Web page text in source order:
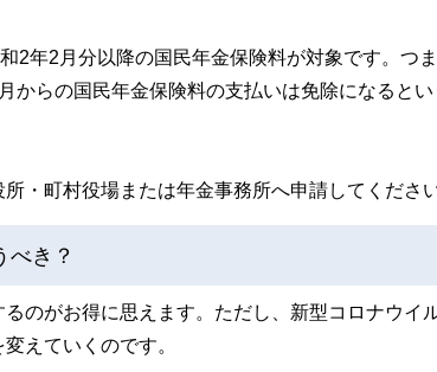
2年2月分以降の国民年金保険料が対象です。つま
からの国民年金保険料の支払いは免除になるとい
・町村役場または年金事務所へ申請してください
き？
のがお得に思えます。ただし、新型コロナウイ
えていくのです。